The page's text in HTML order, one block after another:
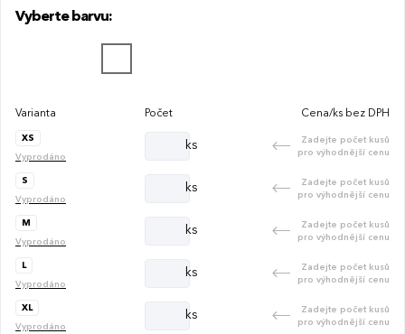
Vyberte barvu:
Varianta Počet Cena/ks bez DPH
XS
Vyprodáno
ks
Zadejte počet kusů
pro výhodnější cenu
S
Vyprodáno
ks
Zadejte počet kusů
pro výhodnější cenu
M
Vyprodáno
ks
Zadejte počet kusů
pro výhodnější cenu
L
Vyprodáno
ks
Zadejte počet kusů
pro výhodnější cenu
XL
Vyprodáno
ks
Zadejte počet kusů
pro výhodnější cenu